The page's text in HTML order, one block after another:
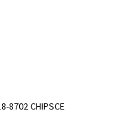
8702 CHIPSCE